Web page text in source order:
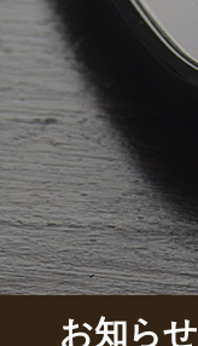
お知らせ